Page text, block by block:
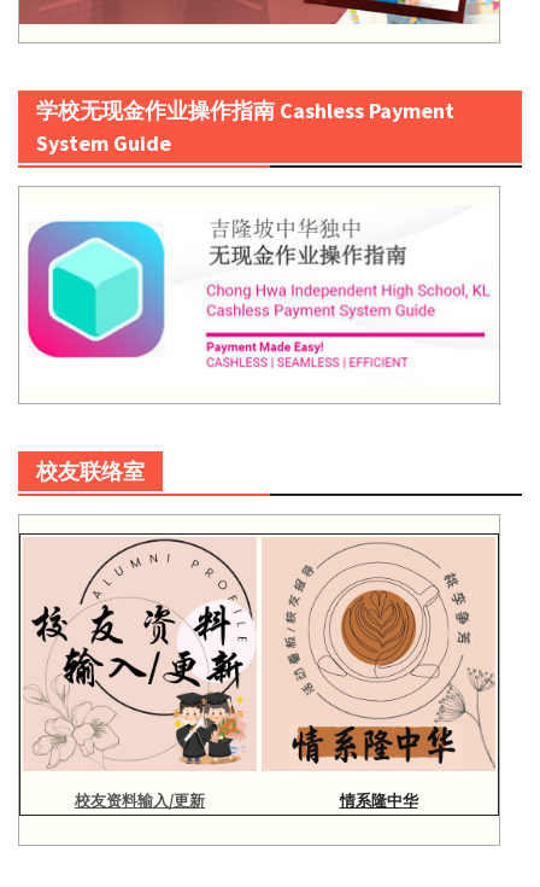
学校无现金作业操作指南 Cashless Payment
System Guide
校友联络室
校友资料输入/更新 情系隆中华